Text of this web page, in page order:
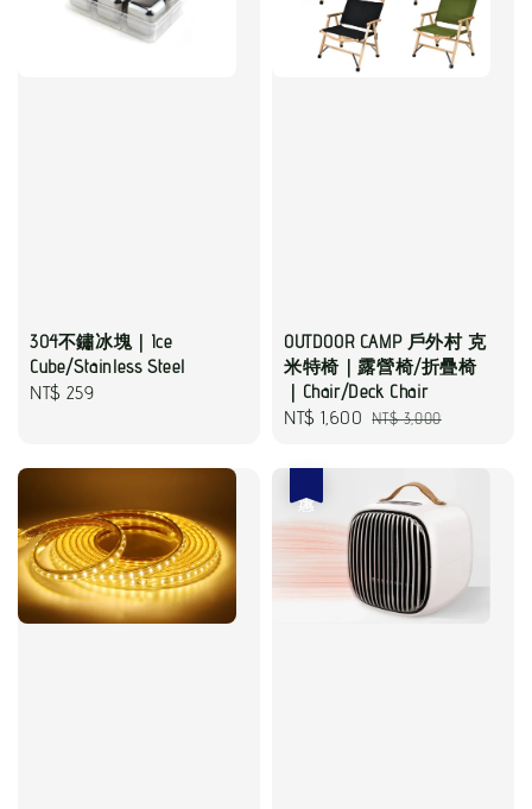
304不鏽冰塊｜Ice
Cube/Stainless Steel
Regular
NT$ 259
OUTDOOR CAMP 戶外村 克
米特椅｜露營椅/折疊椅
｜Chair/Deck Chair
Sale
NT$ 1,600 Regular
NT$ 3,000